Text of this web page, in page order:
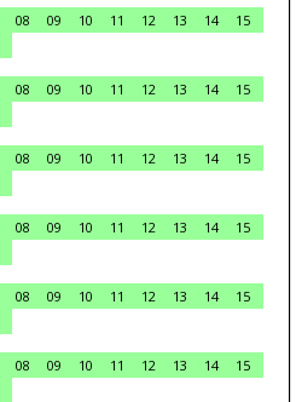
08 09 10 11 12 13 14
15
08 09 10 11 12 13 14
15
08 09 10 11 12 13 14
15
08 09 10 11 12 13 14
15
08 09 10 11 12 13 14
15
08 09 10 11 12 13 14
15